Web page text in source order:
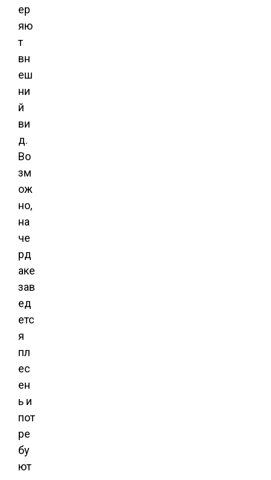
ер
яю
т
вн
еш
ни
й
ви
д.
Во
зм
ож
но,
на
че
рд
аке
зав
ед
етс
я
пл
ес
ен
ь и
пот
ре
бу
ют